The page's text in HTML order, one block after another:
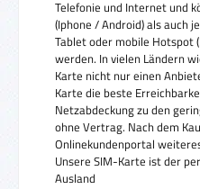
Telefonie und Internet und
(Iphone / Android) als auch
Tablet oder mobile Hotspot
werden. In vielen Ländern
Karte nicht nur einen
Karte die beste
Netzabdeckung zu den
ohne Vertrag. Nach dem
Onlinekundenportal
Unsere SIM-Karte ist der
Ausland